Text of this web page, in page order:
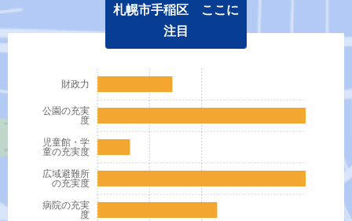
札幌市手稲区 ここに
注目
病院の充実
度
広域避難所
の充実度
児童館・学
童の充実度
公園の充実
度
財政力